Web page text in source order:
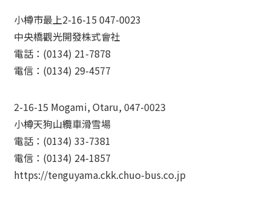
小樽市最上2-16-15 047-0023
中央橋觀光開發株式會社
電話：(0134) 21-7878
電信：(0134) 29-4577
2-16-15 Mogami, Otaru, 047-0023
小樽天狗山纜車滑雪場
電話：(0134) 33-7381
電信：(0134) 24-1857
https://tenguyama.ckk.chuo-bus.co.jp